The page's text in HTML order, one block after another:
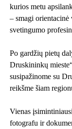
kurios metu
– smagi
svetingumo
Po gardžių pietų
Druskininkų
susipažinome su
reikšme šiam
Vienas
fotografu ir